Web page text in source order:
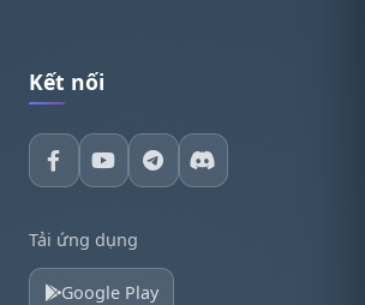
Kết nối
Tải ứng dụng
Google Play